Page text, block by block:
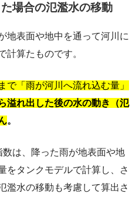
場合の氾濫水の移動
地表面や地中を通って河川に
計算たものです。
で「雨が河川へ流れ込む量」
溢れ出した後の水の動き（氾
。
は、降った雨が地表面や地
をタンクモデルで計算し、さ
濫水の移動も考慮して算出さ